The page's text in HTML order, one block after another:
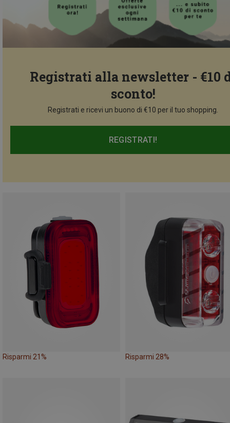
Registrati alla newsletter - €10
sconto!
Registrati e ricevi un buono di €10 per il tuo shopping.
REGISTRATI!
Risparmi 21% Risparmi 28%